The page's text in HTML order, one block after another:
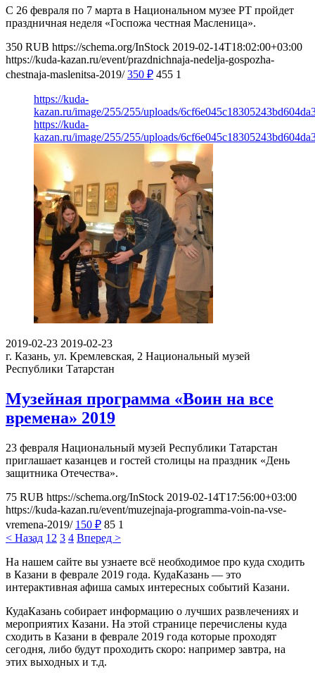
С 26 февраля по 7 марта в Национальном музее РТ пройдет
праздничная неделя «Госпожа честная Масленица».
350 RUB https://schema.org/InStock 2019-02-14T18:02:00+03:00
https://kuda-kazan.ru/event/prazdnichnaja-nedelja-gospozha-
chestnaja-maslenitsa-2019/ 350 ₽ 455 1
https://kuda-
kazan.ru/image/255/255/uploads/
https://kuda-
kazan.ru/image/255/255/uploads/
2019-02-23 2019-02-23
г. Казань, ул. Кремлевская, 2 Национальный музей
Республики Татарстан
Музейная программа «Воин на все
времена» 2019
23 февраля Национальный музей Республики Татарстан
приглашает казанцев и гостей столицы на праздник «День
защитника Отечества».
75 RUB https://schema.org/InStock 2019-02-14T17:56:00+03:00
https://kuda-kazan.ru/event/muzejnaja-programma-voin-na-vse-
vremena-2019/ 150 ₽ 85 1
< Назад 1 2 3 4 Вперед >
На нашем сайте вы узнаете всё необходимое про куда сходить
в Казани в феврале 2019 года. КудаКазань — это
интерактивная афиша самых интересных событий Казани.
КудаКазань собирает информацию о лучших развлечениях и
мероприятих Казани. На этой странице перечислены куда
сходить в Казани в феврале 2019 года которые проходят
сегодня, либо будут проходить скоро: например завтра, на
этих выходных и т.д.